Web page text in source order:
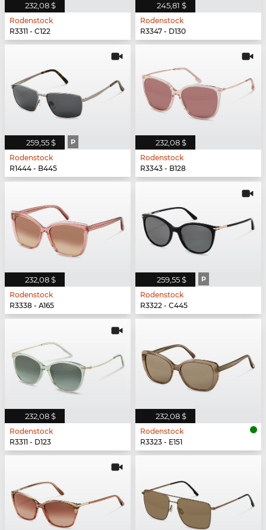
232,08 $
Rodenstock
R3311 - C122
245,81 $
Rodenstock
R3347 - D130
259,55 $ P
Rodenstock
R1444 - B445
232,08 $
Rodenstock
R3343 - B128
232,08 $
Rodenstock
R3338 - A165
259,55 $ P
Rodenstock
R3322 - C445
232,08 $
Rodenstock
R3311 - D123
232,08 $
Rodenstock
R3323 - E151